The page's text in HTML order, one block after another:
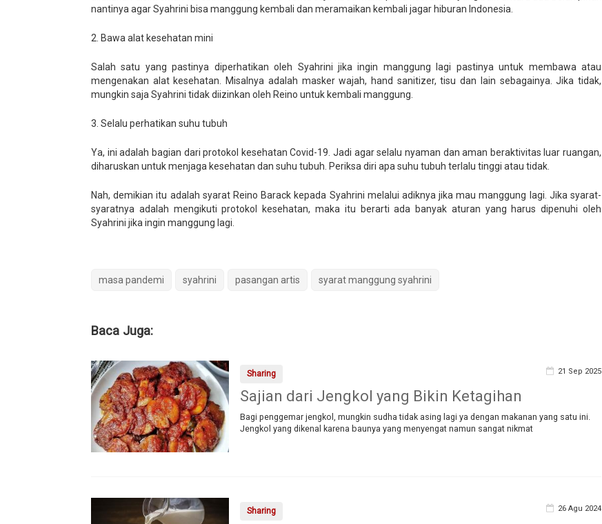
nantinya agar Syahrini bisa manggung kembali dan meramaikan kembali jagar hiburan Indonesia.
2. Bawa alat kesehatan mini
Salah satu yang pastinya diperhatikan oleh Syahrini jika ingin manggung lagi pastinya untuk membawa atau
mengenakan alat kesehatan. Misalnya adalah masker wajah, hand sanitizer, tisu dan lain sebagainya. Jika tidak,
mungkin saja Syahrini tidak diizinkan oleh Reino untuk kembali manggung.
3. Selalu perhatikan suhu tubuh
Ya, ini adalah bagian dari protokol kesehatan Covid-19. Jadi agar selalu nyaman dan aman beraktivitas luar ruangan,
diharuskan untuk menjaga kesehatan dan suhu tubuh. Periksa diri apa suhu tubuh terlalu tinggi atau tidak.
Nah, demikian itu adalah syarat Reino Barack kepada Syahrini melalui adiknya jika mau manggung lagi. Jika syarat-
syaratnya adalah mengikuti protokol kesehatan, maka itu berarti ada banyak aturan yang harus dipenuhi oleh
Syahrini jika ingin manggung lagi.
masa pandemi syahrini pasangan artis syarat manggung syahrini
Baca Juga:
Sharing 21 Sep 2025
Sajian dari Jengkol yang Bikin Ketagihan
Bagi penggemar jengkol, mungkin sudha tidak asing lagi ya dengan makanan yang satu ini.
Jengkol yang dikenal karena baunya yang menyengat namun sangat nikmat
Sharing 26 Agu 2024